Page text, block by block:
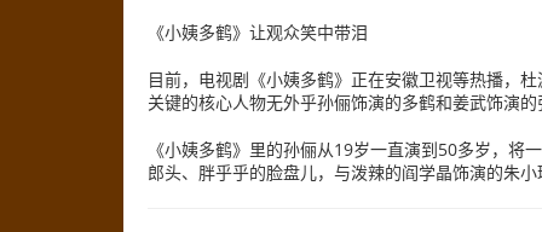
《小姨多鹤》让观众笑中带泪
目前，电视剧《小姨多鹤》正在安徽卫视等热播，
关键的核心人物无外乎孙俪饰演的多鹤和姜武饰演的
《小姨多鹤》里的孙俪从19岁一直演到50多岁，将
郎头、胖乎乎的脸盘儿，与泼辣的阎学晶饰演的朱小